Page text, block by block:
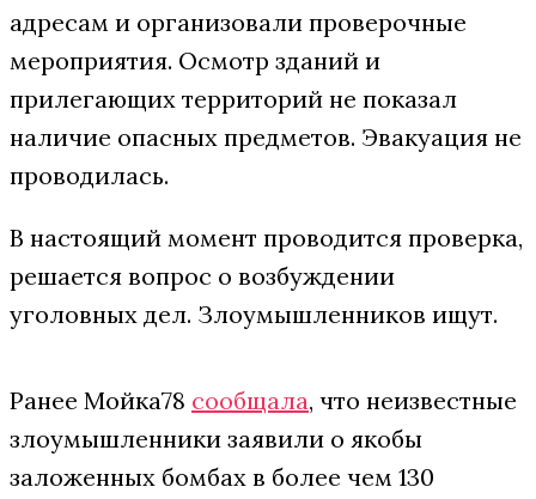
адресам и организовали проверочные
мероприятия. Осмотр зданий и
прилегающих территорий не показал
наличие опасных предметов. Эвакуация не
проводилась.
В настоящий момент проводится проверка,
решается вопрос о возбуждении
уголовных дел. Злоумышленников ищут.
Ранее Мойка78 сообщала, что неизвестные
злоумышленники заявили о якобы
заложенных бомбах в более чем 130